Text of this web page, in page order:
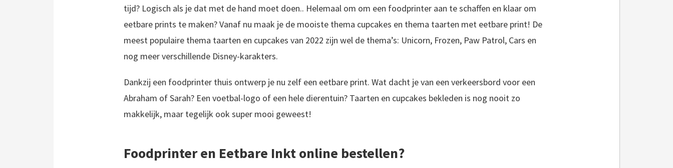
tijd? Logisch als je dat met de hand moet doen.. Helemaal om om een foodprinter aan te schaffen en klaar om
eetbare prints te maken? Vanaf nu maak je de mooiste thema cupcakes en thema taarten met eetbare print! De
meest populaire thema taarten en cupcakes van 2022 zijn wel de thema’s: Unicorn, Frozen, Paw Patrol, Cars en
nog meer verschillende Disney-karakters.
Dankzij een foodprinter thuis ontwerp je nu zelf een eetbare print. Wat dacht je van een verkeersbord voor een
Abraham of Sarah? Een voetbal-logo of een hele dierentuin? Taarten en cupcakes bekleden is nog nooit zo
makkelijk, maar tegelijk ook super mooi geweest!
Foodprinter en Eetbare Inkt online bestellen?